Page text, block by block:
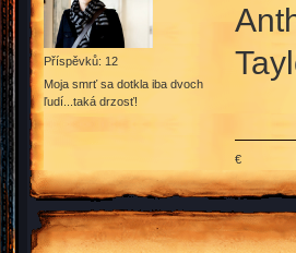
Příspěvků: 12
Moja smrť sa dotkla iba dvoch
ľudí...taká drzosť!
€